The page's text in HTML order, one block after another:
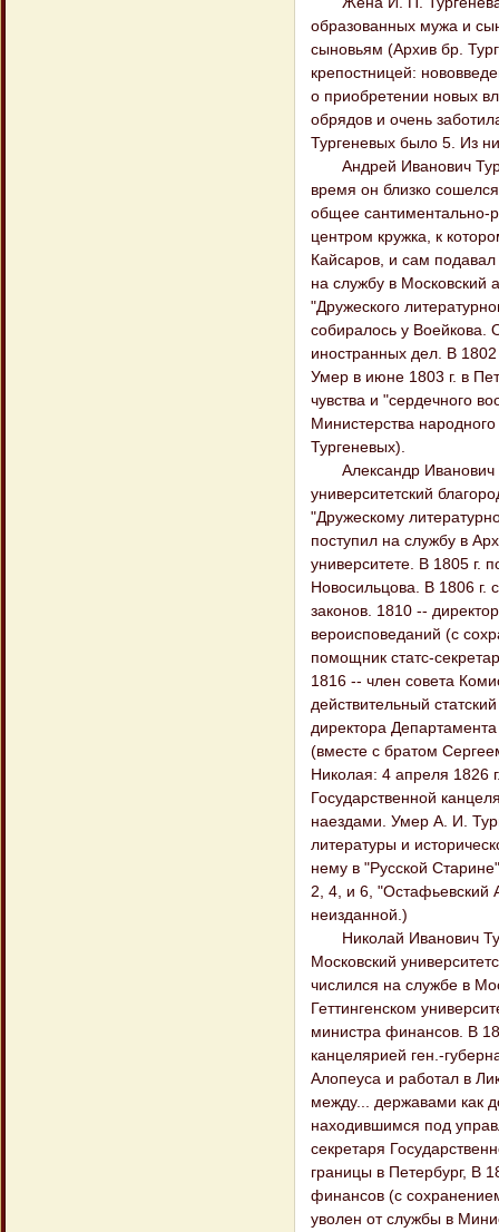
образованных мужа и
сыновьям (Архив бр.
крепостницей:
о приобретении новых
обрядов и очень
Тургеневых было 5. Из
Андрей Иванович
время он близко
общее сантиментально-
центром кружка, к
Кайсаров, и сам
на службу в Московский
"Дружеского
собиралось у Воейкова.
иностранных дел. В
Умер в июне 1803 г. в
чувства и "сердечного
Министерства
Тургеневых).
Александр Иванович
университетский
"Дружескому
поступил на службу в
университете. В 1805 г.
Новосильцова. В 1806
законов. 1810 --
вероисповеданий (с
помощник статс-
1816 -- член совета
действительный
директора
(вместе с братом
Николая: 4 апреля 1826
Государственной
наездами. Умер А. И.
литературы и
нему в "Русской
2, 4, и 6, "Остафьевский
неизданной.)
Николай Иванович
Московский
числился на службе в
Геттингенском
министра финансов. В
канцелярией ген.-
Алопеуса и работал в
между... державами как
находившимся под
секретаря
границы в Петербург, В
финансов (с
уволен от службы в